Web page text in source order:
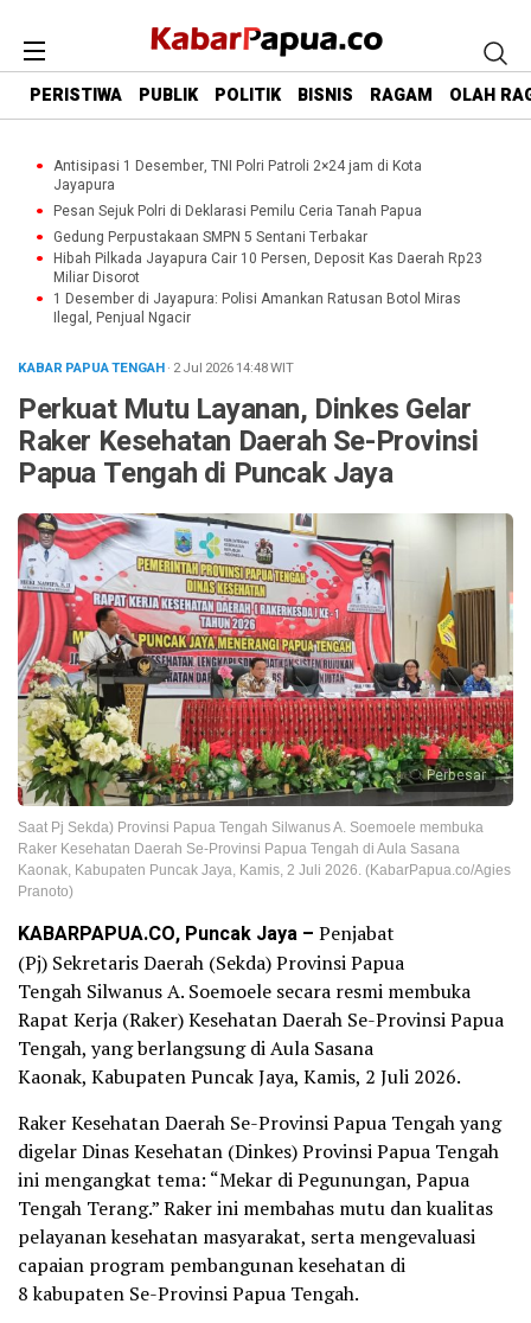
PERISTIWA PUBLIK POLITIK BISNIS RAGAM OLAH
Antisipasi 1 Desember, TNI Polri Patroli 2×24 jam di Kota
Jayapura
Pesan Sejuk Polri di Deklarasi Pemilu Ceria Tanah Papua
Gedung Perpustakaan SMPN 5 Sentani Terbakar
Hibah Pilkada Jayapura Cair 10 Persen, Deposit Kas Daerah Rp23
Miliar Disorot
1 Desember di Jayapura: Polisi Amankan Ratusan Botol Miras
Ilegal, Penjual Ngacir
KABAR PAPUA TENGAH· 2 Jul 202614:48WIT
Perkuat Mutu Layanan, Dinkes Gelar
Raker Kesehatan Daerah Se-Provinsi
Papua Tengah di Puncak Jaya
Perbesar
Saat Pj Sekda) Provinsi Papua Tengah Silwanus A. Soemoele membuka
Raker Kesehatan Daerah Se-Provinsi Papua Tengah di Aula Sasana
Kaonak, Kabupaten Puncak Jaya, Kamis, 2 Juli 2026. (KabarPapua.co/Agies
Pranoto)
KABARPAPUA.CO, Puncak Jaya – Penjabat
(Pj) Sekretaris Daerah (Sekda) Provinsi Papua
Tengah Silwanus A. Soemoele secara resmi membuka
Rapat Kerja (Raker) Kesehatan Daerah Se-Provinsi Papua
Tengah, yang berlangsung di Aula Sasana
Kaonak, Kabupaten Puncak Jaya, Kamis, 2 Juli 2026.
Raker Kesehatan Daerah Se-Provinsi Papua Tengah yang
digelar Dinas Kesehatan (Dinkes) Provinsi Papua Tengah
ini mengangkat tema: “Mekar di Pegunungan, Papua
Tengah Terang.” Raker ini membahas mutu dan kualitas
pelayanan kesehatan masyarakat, serta mengevaluasi
capaian program pembangunan kesehatan di
8 kabupaten Se-Provinsi Papua Tengah.